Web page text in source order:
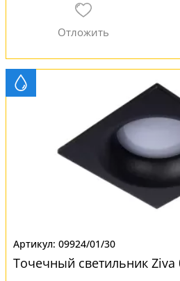
09924/01/30
Точечный светильник Ziva